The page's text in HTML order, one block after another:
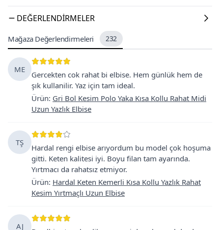
DEĞERLENDIRMELER
Mağaza Değerlendirmeleri 232
ME
Gercekten cok rahat bi elbise. Hem günlük hem de
şık kullanilir. Yaz için tam ideal.
Ürün: Gri Bol Kesim Polo Yaka Kısa Kollu Rahat Midi
Uzun Yazlık Elbise
TŞ
Hardal rengi elbise arıyordum bu model çok hoşuma
gitti. Keten kalitesi iyi. Boyu filan tam ayarında.
Yırtmacı da rahatsız etmiyor.
Ürün: Hardal Keten Kemerli Kısa Kollu Yazlık Rahat
Kesim Yırtmaçlı Uzun Elbise
AJ